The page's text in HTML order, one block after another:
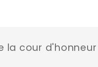
la cour